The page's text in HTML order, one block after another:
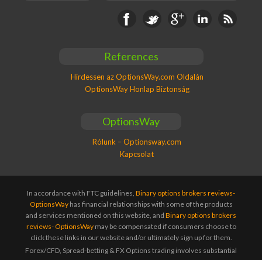
FacebookTwitter Google+ Linkedin RSS
References
Hirdessen az OptionsWay.com Oldalán
OptionsWay Honlap Biztonság
OptionsWay
Rólunk – Optionsway.com
Kapcsolat
In accordance with FTC guidelines, Binary options brokers reviews-
OptionsWayhas financial relationships with some of the products
and services mentioned on this website, and Binary options brokers
reviews- OptionsWaymay be compensated if consumers choose to
click these links in our website and/or ultimately sign up for them.
Forex/CFD, Spread-betting & FX Options trading involves substantial